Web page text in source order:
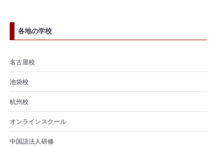
各地の学校
名古屋校
池袋校
杭州校
オンラインスクール
中国語法人研修